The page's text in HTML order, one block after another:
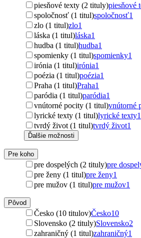
piesňové texty (2 tituly)piesňové
spoločnosť (1 titul)spoločnosť1
zlo (1 titul)zlo1
láska (1 titul)láska1
hudba (1 titul)hudba1
spomienky (1 titul)spomienky1
irónia (1 titul)irónia1
poézia (1 titul)poézia1
Praha (1 titul)Praha1
paródia (1 titul)paródia1
vnútorné pocity (1 titul)vnútorné
lyrické texty (1 titul)lyrické texty1
tvrdý život (1 titul)tvrdý život1
Ďalšie možnosti
Pre koho
pre dospelých (2 tituly)pre
pre ženy (1 titul)pre ženy1
pre mužov (1 titul)pre mužov1
Pôvod
Česko (10 titulov)Česko10
Slovensko (2 tituly)Slovensko2
zahraničný (1 titul)zahraničný1